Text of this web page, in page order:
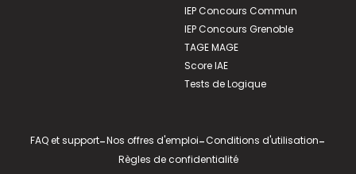
IEP Concours Commun
IEP Concours Grenoble
TAGE MAGE
Score IAE
Tests de Logique
FAQ et support-Nos offres d'emploi-Conditions d'utilisation-
Règles de confidentialité